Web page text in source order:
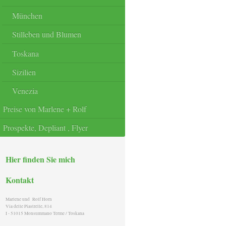
München
Stilleben und Blumen
Toskana
Sizilien
Venezia
Preise von Marlene + Rolf
Prospekte, Depliant , Flyer
Hier finden Sie mich
Kontakt
Marlene und Rolf Horn
Via delle Piastrelle, 814
I - 51015 Monsummano Terme / Toskana